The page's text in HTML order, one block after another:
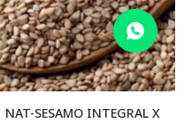
NAT-SESAMO INTEGRAL X